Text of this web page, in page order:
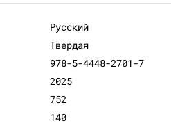
Русский
Твердая
978-5-4448-2701-7
2025
752
140